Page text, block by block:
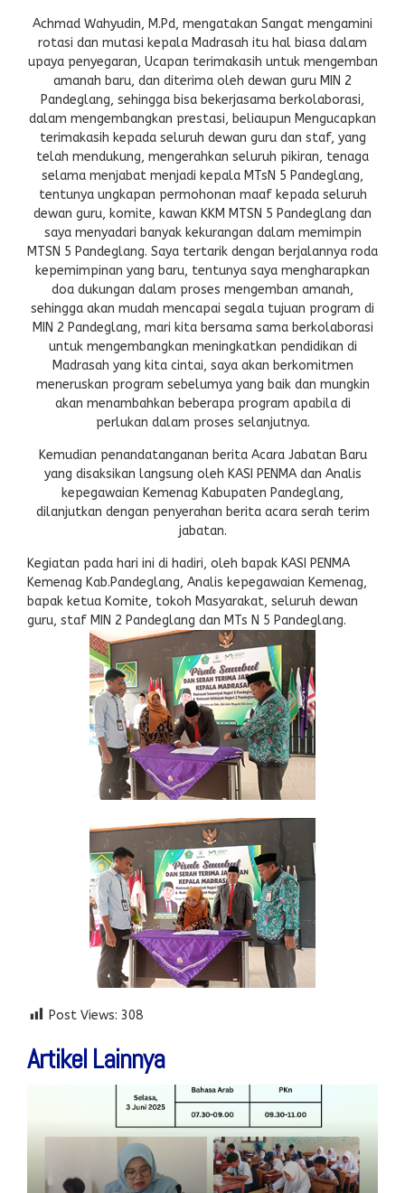
Achmad Wahyudin, M.Pd, mengatakan Sangat mengamini
rotasi dan mutasi kepala Madrasah itu hal biasa dalam
upaya penyegaran, Ucapan terimakasih untuk mengemban
amanah baru, dan diterima oleh dewan guru MIN 2
Pandeglang, sehingga bisa bekerjasama berkolaborasi,
dalam mengembangkan prestasi, beliaupun Mengucapkan
terimakasih kepada seluruh dewan guru dan staf, yang
telah mendukung, mengerahkan seluruh pikiran, tenaga
selama menjabat menjadi kepala MTsN 5 Pandeglang,
tentunya ungkapan permohonan maaf kepada seluruh
dewan guru, komite, kawan KKM MTSN 5 Pandeglang dan
saya menyadari banyak kekurangan dalam memimpin
MTSN 5 Pandeglang. Saya tertarik dengan berjalannya roda
kepemimpinan yang baru, tentunya saya mengharapkan
doa dukungan dalam proses mengemban amanah,
sehingga akan mudah mencapai segala tujuan program di
MIN 2 Pandeglang, mari kita bersama sama berkolaborasi
untuk mengembangkan meningkatkan pendidikan di
Madrasah yang kita cintai, saya akan berkomitmen
meneruskan program sebelumya yang baik dan mungkin
akan menambahkan beberapa program apabila di
perlukan dalam proses selanjutnya.
Kemudian penandatanganan berita Acara Jabatan Baru
yang disaksikan langsung oleh KASI PENMA dan Analis
kepegawaian Kemenag Kabupaten Pandeglang,
dilanjutkan dengan penyerahan berita acara serah terim
jabatan.
Kegiatan pada hari ini di hadiri, oleh bapak KASI PENMA
Kemenag Kab.Pandeglang, Analis kepegawaian Kemenag,
bapak ketua Komite, tokoh Masyarakat, seluruh dewan
guru, staf MIN 2 Pandeglang dan MTs N 5 Pandeglang.
Post Views: 308
Artikel Lainnya